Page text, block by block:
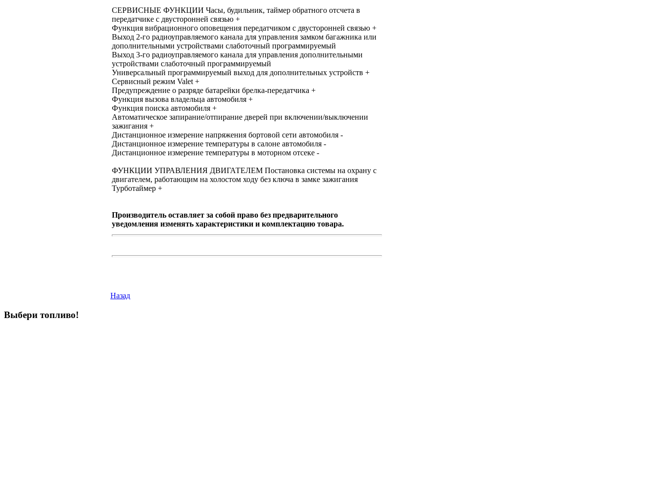
СЕРВИСНЫЕ ФУНКЦИИ Часы, будильник, таймер обратного отсчета в
передатчике с двусторонней связью +
Функция вибрационного оповещения передатчиком с двусторонней связью +
Выход 2-го радиоуправляемого канала для управления замком багажника или
дополнительными устройствами слаботочный программируемый
Выход 3-го радиоуправляемого канала для управления дополнительными
устройствами слаботочный программируемый
Универсальный программируемый выход для дополнительных устройств +
Сервисный режим Valet +
Предупреждение о разряде батарейки брелка-передатчика +
Функция вызова владельца автомобиля +
Функция поиска автомобиля +
Автоматическое запирание/отпирание дверей при включении/выключении
зажигания +
Дистанционное измерение напряжения бортовой сети автомобиля -
Дистанционное измерение температуры в салоне автомобиля -
Дистанционное измерение температуры в моторном отсеке -
ФУНКЦИИ УПРАВЛЕНИЯ ДВИГАТЕЛЕМ Постановка системы на охрану с
двигателем, работающим на холостом ходу без ключа в замке зажигания
Турботаймер +
Производитель оставляет за собой право без предварительного
уведомления изменять характеристики и комплектацию товара.
Назад
Выбери топливо!